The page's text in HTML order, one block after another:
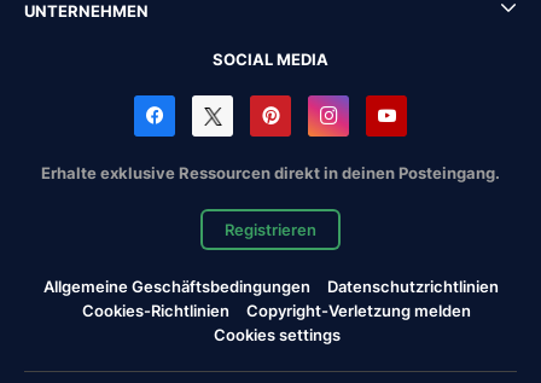
UNTERNEHMEN
SOCIAL MEDIA
Erhalte exklusive Ressourcen direkt in deinen Posteingang.
Registrieren
Allgemeine Geschäftsbedingungen
Datenschutzrichtlinien
Cookies-Richtlinien
Copyright-Verletzung melden
Cookies settings